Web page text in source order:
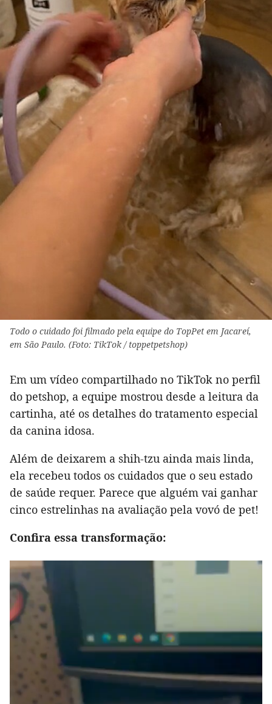
Todo o cuidado foi filmado pela equipe do TopPet em Jacareí,
em São Paulo. (Foto: TikTok / toppetpetshop)
Em um vídeo compartilhado no TikTok no perfil
do petshop, a equipe mostrou desde a leitura da
cartinha, até os detalhes do tratamento especial
da canina idosa.
Além de deixarem a shih-tzu ainda mais linda,
ela recebeu todos os cuidados que o seu estado
de saúde requer. Parece que alguém vai ganhar
cinco estrelinhas na avaliação pela vovó de pet!
Confira essa transformação: